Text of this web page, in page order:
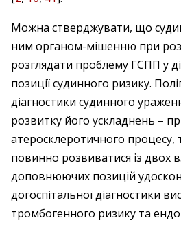
Можна стверджувати, що
ним органом-мішенню при
розглядати проблему ГСПП у
позиції судинного ризику.
діагностики судинного
розвитку його ускладнень –
атеросклеротичного
повинно розвиватися із двох
доповнюючих позицій
догоспітальної діагностики
тромбогенного ризику та